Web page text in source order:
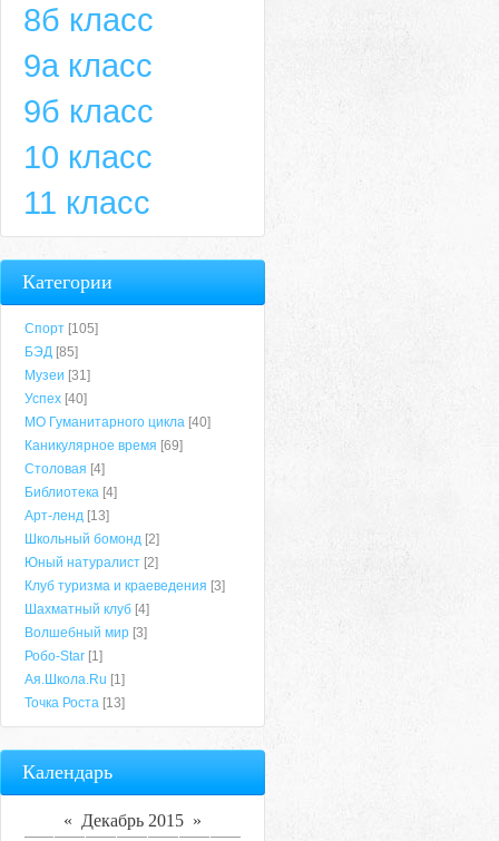
8б класс
9а класс
9б класс
10 класс
11 класс
Категории
Спорт [105]
БЭД [85]
Музеи [31]
Успех [40]
МО Гуманитарного цикла [40]
Каникулярное время [69]
Столовая [4]
Библиотека [4]
Арт-ленд [13]
Школьный бомонд [2]
Юный натуралист [2]
Клуб туризма и краеведения [3]
Шахматный клуб [4]
Волшебный мир [3]
Робо-Star [1]
Ая.Школа.Ru [1]
Точка Роста [13]
Календарь
« Декабрь 2015 »